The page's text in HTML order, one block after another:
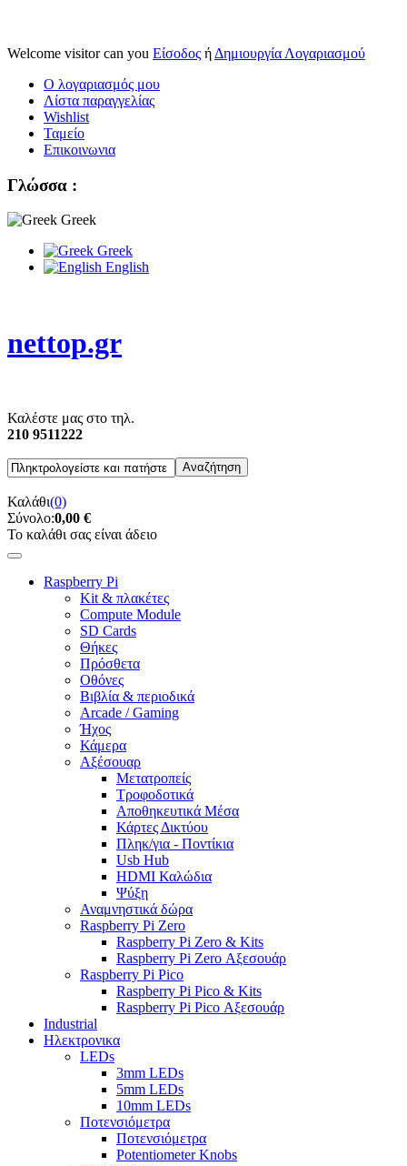
Welcome visitor can you Είσοδος ή Δημιουργία Λογαριασμού
Ο λογαριασμός μου
Λίστα παραγγελίας
Wishlist
Ταμείο
Επικοινωνια
Γλώσσα :
Greek
Greek
English
nettop.gr
Καλέστε μας στο τηλ.
210 9511222
Καλάθι(0)
Σύνολο:0,00 €
Το καλάθι σας είναι άδειο
Raspberry Pi
Kit & πλακέτες
Compute Module
SD Cards
Θήκες
Πρόσθετα
Οθόνες
Βιβλία & περιοδικά
Arcade / Gaming
Ήχος
Κάμερα
Αξέσουαρ
Μετατροπείς
Τροφοδοτικά
Αποθηκευτικά Μέσα
Κάρτες Δικτύου
Πληκ/για - Ποντίκια
Usb Hub
HDMI Καλώδια
Ψύξη
Αναμνηστικά δώρα
Raspberry Pi Zero
Raspberry Pi Zero & Kits
Raspberry Pi Zero Αξεσουάρ
Raspberry Pi Pico
Raspberry Pi Pico & Kits
Raspberry Pi Pico Αξεσουάρ
Industrial
Ηλεκτρονικα
LEDs
3mm LEDs
5mm LEDs
10mm LEDs
Ποτενσιόμετρα
Ποτενσιόμετρα
Potentiometer Knobs